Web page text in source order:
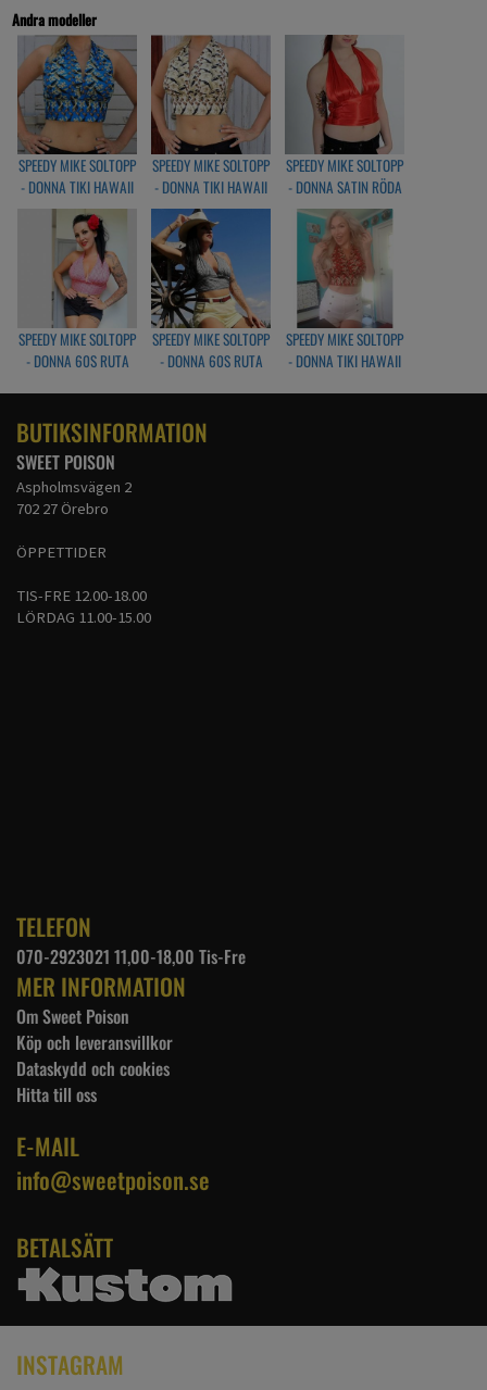
40 grader tvätt
Hängtorkas
Strykas på 2 pickar
Small
framsida: 33cm
kupan är: 17cm bred 21cm hög
Medium
framsida: 38cm
kupan är: 19cm bred 21cm hög
framsida: 41cm
kupan är: 21cm bred 24cm hög
X-Large
framsida: 43cm
kupan är: 22cm bred 24cm hög
Andra modeller
SPEEDY MIKE SOLTOPP
- DONNA TIKI HAWAII
BLÅ
SPEEDY MIKE SOLTOPP
- DONNA TIKI HAWAII
VIT
SPEEDY MIKE SOLTOPP
- DONNA SATIN RÖDA
SPEEDY MIKE SOLTOPP
- DONNA 60S RUTA
SPEEDY MIKE SOLTOPP
- DONNA 60S RUTA
SPEEDY MIKE SOLTOPP
- DONNA TIKI HAWAII
BUTIKSINFORMATION
SWEET POISON
Aspholmsvägen 2
702 27 Örebro
ÖPPETTIDER
TIS-FRE 12.00-18.00
LÖRDAG 11.00-15.00
TELEFON
070-2923021 11,00-18,00 Tis-Fre
MER INFORMATION
Om Sweet Poison
Köp och leveransvillkor
Dataskydd och cookies
Hitta till oss
E-MAIL
info@sweetpoison.se
BETALSÄTT
INSTAGRAM